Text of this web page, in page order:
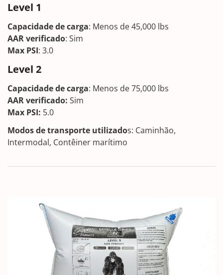
Level 1
Capacidade de carga: Menos de 45,000 lbs
AAR verificado: Sim
Max PSI: 3.0
Level 2
Capacidade de carga: Menos de 75,000 lbs
AAR verificado: Sim
Max PSI: 5.0
Modos de transporte utilizados: Caminhão,
Intermodal, Contêiner marítimo